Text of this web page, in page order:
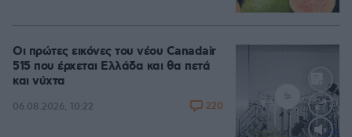
Οι πρώτες εικόνες του νέου Canadair
515 που έρχεται Ελλάδα και θα πετά
και νύχτα
06.08.2026, 10:22 220